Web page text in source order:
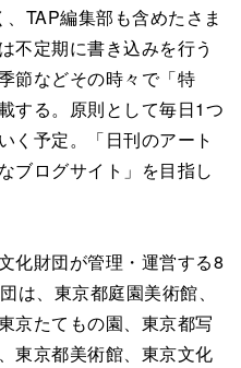
TAP編集部も含めたさま
不定期に書き込みを行う
節などその時々で「特
する。原則として毎日1つ
く予定。「日刊のアート
ブログサイト」を目指し
化財団が管理・運営する8
は、東京都庭園美術館、
京たてもの園、東京都写
東京都美術館、東京文化